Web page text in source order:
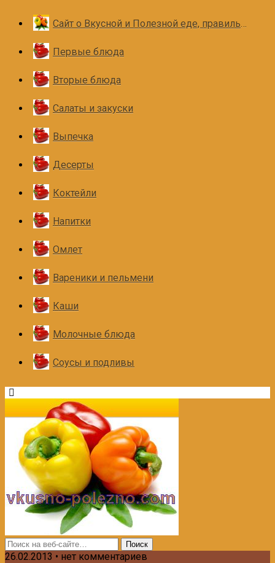
Сайт о Вкусной и Полезной еде, правильном и здоровом питании
Первые блюда
Вторые блюда
Салаты и закуски
Выпечка
Десерты
Коктейли
Напитки
Омлет
Вареники и пельмени
Каши
Молочные блюда
Соусы и подливы
26.02.2013 • нет комментариев